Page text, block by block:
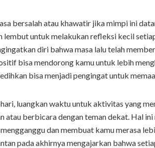
bersalah atau khawatir jika mimpi ini
lembut untuk melakukan refleksi kecil
diri bahwa masa lalu telah
bisa mendorong kamu untuk lebih
bisa menjadi pengingat untuk
luangkan waktu untuk aktivitas yang
atau berbicara dengan teman dekat. Hal
dan membuat kamu merasa
pada akhirnya mengajarkan bahwa